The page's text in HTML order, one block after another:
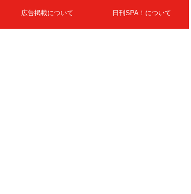
広告掲載について 日刊SPA！について